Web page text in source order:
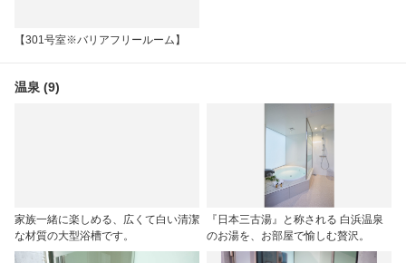
【301号室※バリアフリールーム】
温泉 (9)
家族一緒に楽しめる、広くて白い清潔
な材質の大型浴槽です。
『日本三古湯』と称される 白浜温泉
のお湯を、お部屋で愉しむ贅沢。